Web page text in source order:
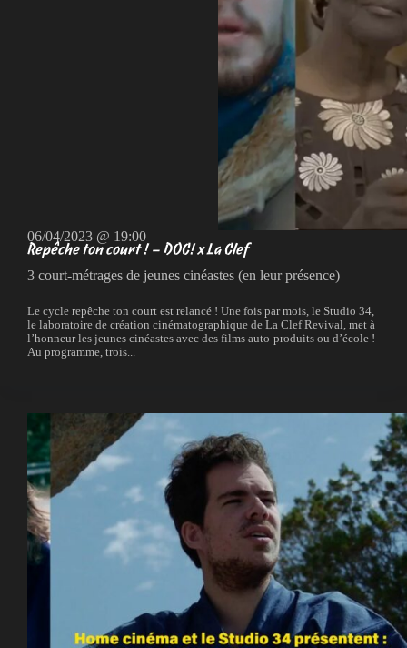
06/04/2023 @ 19:00
Repêche ton court ! – DOC! x La Clef
3 court-métrages de jeunes cinéastes (en leur présence)
Le cycle repêche ton court est relancé ! Une fois par mois, le Studio 34,
le laboratoire de création cinématographique de La Clef Revival, met à
l’honneur les jeunes cinéastes avec des films auto-produits ou d’école !
Au programme, trois...